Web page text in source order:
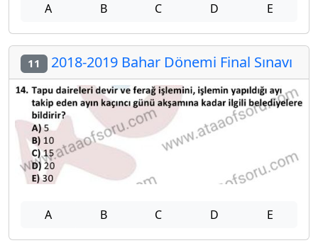
A B C D E
11 2018-2019 Bahar Dönemi Final Sınavı
A B C D E